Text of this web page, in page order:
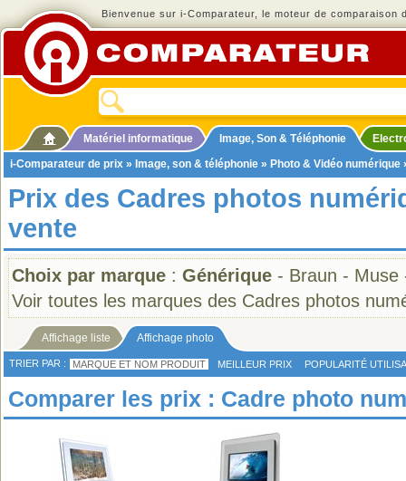
Bienvenue sur i-Comparateur, le moteur de comparaison
Matériel informatique Image, Son & Téléphonie
i-Comparateur de prix » Image, son & téléphonie » Photo & Vidéo numérique
Prix des Cadres photos
vente
Choix par marque : Générique - Braun - Muse
Voir toutes les marques des Cadres photos
Affichage liste Affichage photo
TRIER PAR : MARQUE ET NOM PRODUIT MEILLEUR PRIX POPULARITÉ
Comparer les prix : Cadre photo